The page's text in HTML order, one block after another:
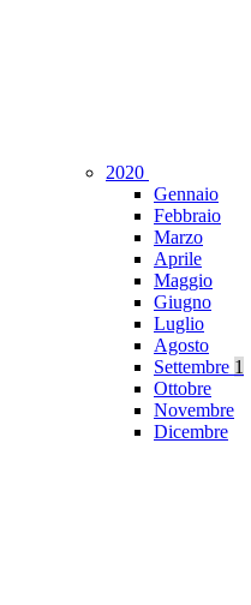
2020
Gennaio
Febbraio
Marzo
Aprile
Maggio
Giugno
Luglio
Agosto
Settembre 1
Ottobre
Novembre
Dicembre